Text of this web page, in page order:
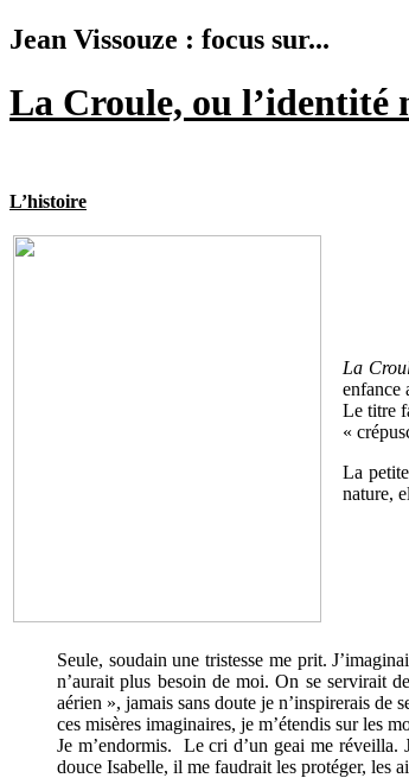
Jean Vissouze : focus sur...
La Croule, ou l’identité
L’histoire
La
enfance
Le titre
«
La
nature,
Seule, soudain une tristesse me prit.
n’aurait plus besoin de moi. On se servirait
aérien », jamais sans doute je n’inspirerais de
ces misères imaginaires, je m’étendis sur les
Je m’endormis. Le cri d’un geai me réveilla.
douce Isabelle, il me faudrait les protéger, les